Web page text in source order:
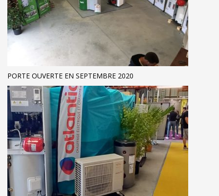
PORTE OUVERTE EN SEPTEMBRE 2020